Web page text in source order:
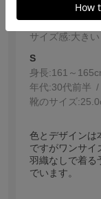
サイズ感:大きい
S
身長:161～
年代:30代前半
靴のサイズ:
色とデザインは
ですがワンサ
羽織なしで着る
でいます。